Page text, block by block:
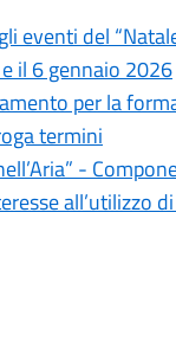
eventi del
il 6 gennaio 2026
per la
termini
-
all’utilizzo